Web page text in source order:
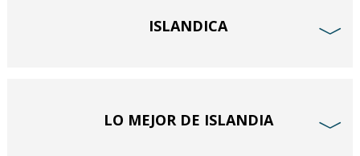
ISLANDICA ﹀
LO MEJOR DE ISLANDIA ﹀